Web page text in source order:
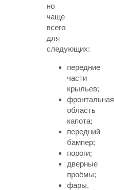
но
чаще
всего
для
следующих:
передние
части
крыльев;
фронтальная
область
капота;
передний
бампер;
пороги;
дверные
проёмы;
фары.